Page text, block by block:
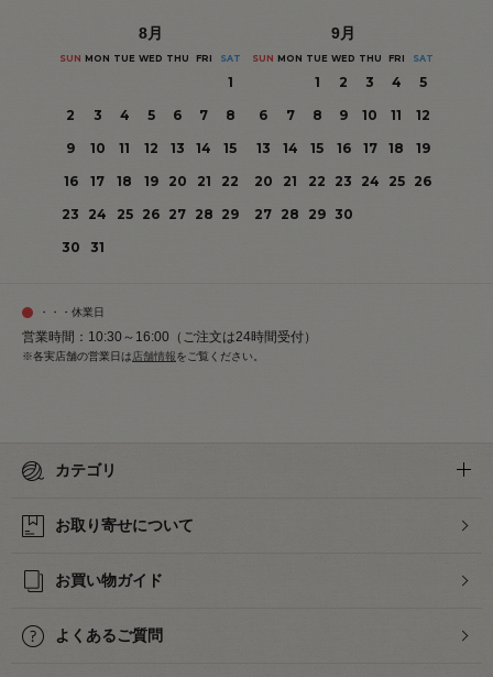
8月
SUN MON TUE WED THU FRI SAT
1
2
3 4 5 6 7
8
9
10 11 12 13 14
15
16
17 18 19 20 21
22
23
24 25 26 27 28 29
30
31
9月
SUN MON TUE WED THU FRI SAT
1 2 3 4
5
6
7 8 9 10 11
12
13
14 15 16 17 18
19
20
21 22 23 24 25
26
27 28 29 30
・・・休業日
営業時間：10:30～16:00（ご注文は24時間受付）
※各実店舗の営業日は 店舗情報をご覧ください。
カテゴリ
お取り寄せについて
お買い物ガイド
よくあるご質問